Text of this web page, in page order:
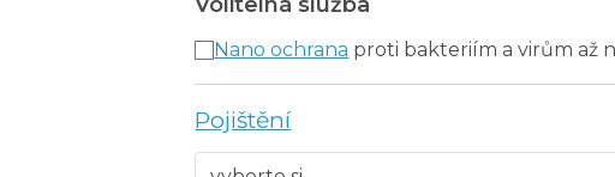
Nano ochrana proti bakteriím a virům až
Pojištění